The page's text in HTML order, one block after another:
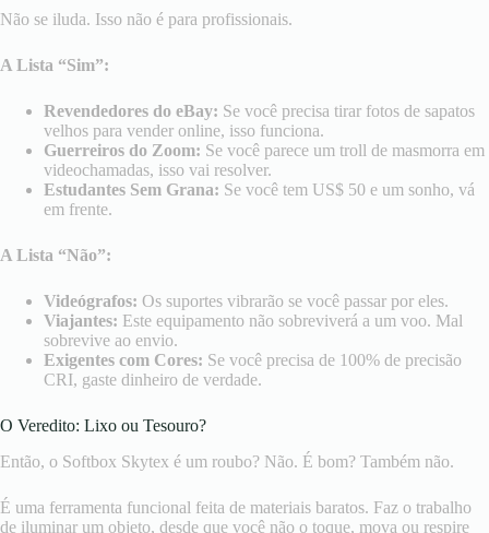
Não se iluda. Isso não é para profissionais.
A Lista “Sim”:
Revendedores do eBay: Se você precisa tirar fotos de sapatos
velhos para vender online, isso funciona.
Guerreiros do Zoom: Se você parece um troll de masmorra em
videochamadas, isso vai resolver.
Estudantes Sem Grana: Se você tem US$ 50 e um sonho, vá
em frente.
A Lista “Não”:
Videógrafos: Os suportes vibrarão se você passar por eles.
Viajantes: Este equipamento não sobreviverá a um voo. Mal
sobrevive ao envio.
Exigentes com Cores: Se você precisa de 100% de precisão
CRI, gaste dinheiro de verdade.
O Veredito: Lixo ou Tesouro?
Então, o Softbox Skytex é um roubo? Não. É bom? Também não.
É uma ferramenta funcional feita de materiais baratos. Faz o trabalho
de iluminar um objeto, desde que você não o toque, mova ou respire